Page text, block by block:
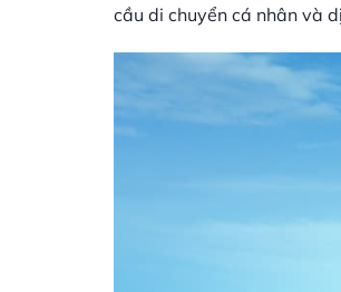
cầu di chuyển cá nhân và